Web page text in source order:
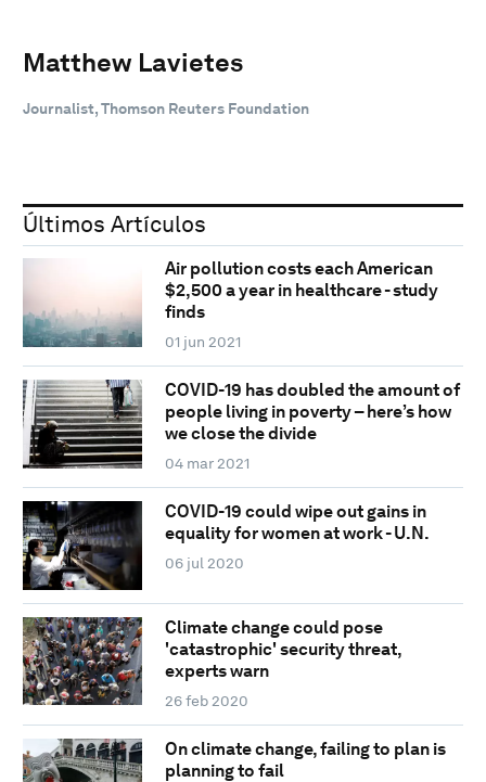
Matthew Lavietes
Journalist, Thomson Reuters Foundation
Últimos Artículos
Air pollution costs each American
$2,500 a year in healthcare - study
finds
01 jun 2021
COVID-19 has doubled the amount of
people living in poverty – here’s how
we close the divide
04 mar 2021
COVID-19 could wipe out gains in
equality for women at work - U.N.
06 jul 2020
Climate change could pose
'catastrophic' security threat,
experts warn
26 feb 2020
On climate change, failing to plan is
planning to fail